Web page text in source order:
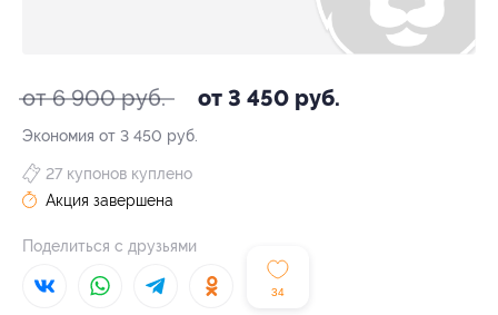
от 6 900 руб. от 3 450 руб.
Экономия от 3 450 руб.
34
27 купонов куплено
Акция завершена
Поделиться с друзьями